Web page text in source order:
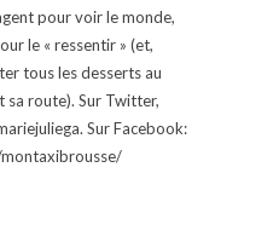
pour voir le monde,
le « ressentir » (et,
tous les desserts au
sa route). Sur Twitter,
Sur Facebook: